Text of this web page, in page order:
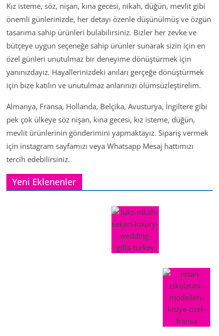
Kız isteme, söz, nişan, kına gecesi, nikah, düğün, mevlit gibi
önemli günlerinizde, her detayı özenle düşünülmüş ve özgün
tasarıma sahip ürünleri bulabilirsiniz. Bizler her zevke ve
bütçeye uygun seçeneğe sahip ürünler sunarak sizin için en
özel günleri unutulmaz bir deneyime dönüştürmek için
yanınızdayız. Hayallerinizdeki anıları gerçeğe dönüştürmek
için bize katılın ve unutulmaz anlarınızı ölümsüzleştirelim.
Almanya, Fransa, Hollanda, Belçika, Avusturya, İngiltere gibi
pek çok ülkeye söz nişan, kına gecesi, kız isteme, düğün,
mevlit ürünlerinin gönderimini yapmaktayız. Sipariş vermek
için instagram sayfamızı veya Whatsapp Mesaj hattımızı
tercih edebilirsiniz.
Yeni Eklenenler